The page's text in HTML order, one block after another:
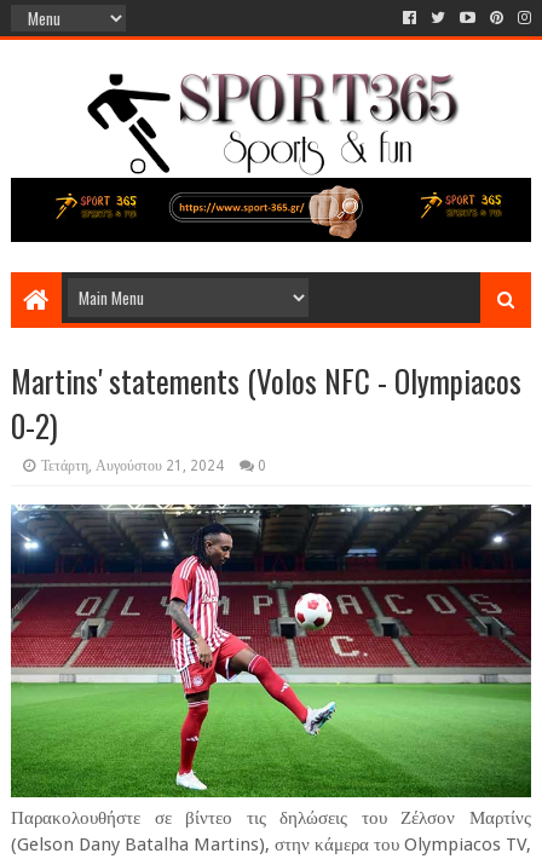
Martins' statements (Volos NFC - Olympiacos
0-2)
Τετάρτη, Αυγούστου 21, 2024 0
Παρακολουθήστε σε βίντεο τις δηλώσεις του Ζέλσον Μαρτίνς
(Gelson Dany Batalha Martins), στην κάμερα του Olympiacos TV,